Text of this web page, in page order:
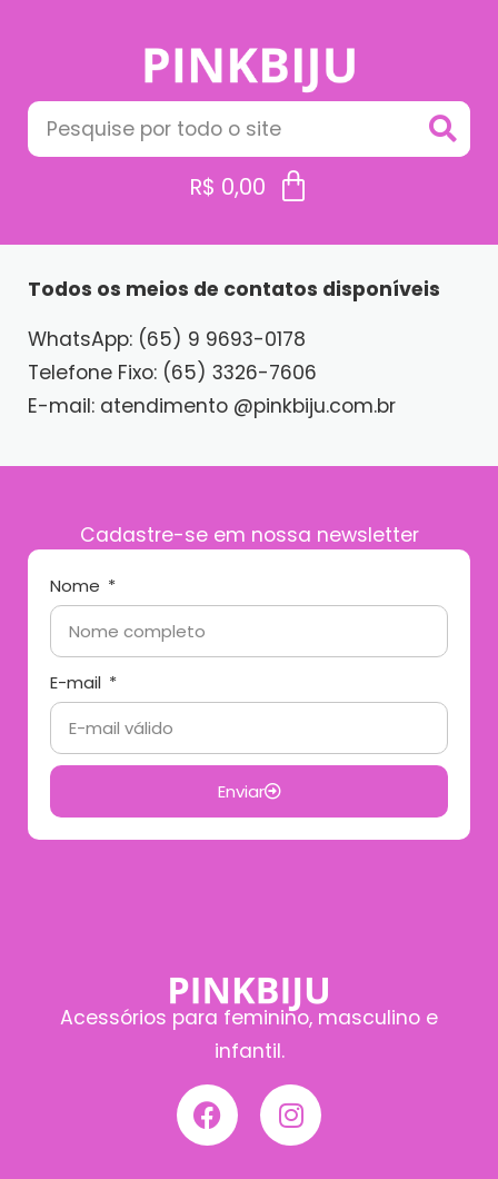
R$ 0,00
Todos os meios de contatos disponíveis
WhatsApp: (65) 9 9693-0178
Telefone Fixo: (65) 3326-7606
E-mail: atendimento @pinkbiju.com.br
Cadastre-se em nossa newsletter
Nome
E-mail
Enviar
Acessórios para feminino, masculino e
infantil.